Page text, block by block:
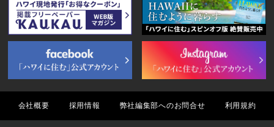
会社概要 採用情報 弊社編集部へのお問合せ 利用規約